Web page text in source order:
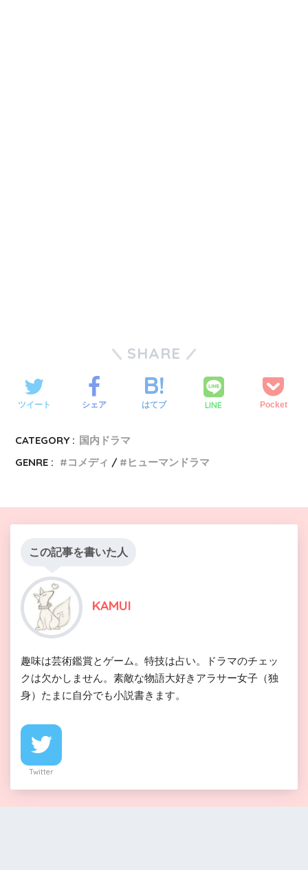
SHARE
ツイート シェア はてブ LINE Pocket
CATEGORY : 国内ドラマ
GENRE :
コメディ ヒューマンドラマ
この記事を書いた人
KAMUI
趣味は芸術鑑賞とゲーム。特技は占い。ドラマのチェッ
クは欠かしません。素敵な物語大好きアラサー女子（独
身）たまに自分でも小説書きます。
Twitter